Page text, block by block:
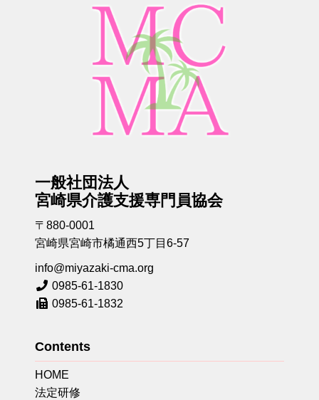
一般社団法人
宮崎県介護支援専門員協会
〒880-0001
宮崎県宮崎市橘通西5丁目6-57
info@miyazaki-cma.org
0985-61-1830
0985-61-1832
Contents
HOME
法定研修